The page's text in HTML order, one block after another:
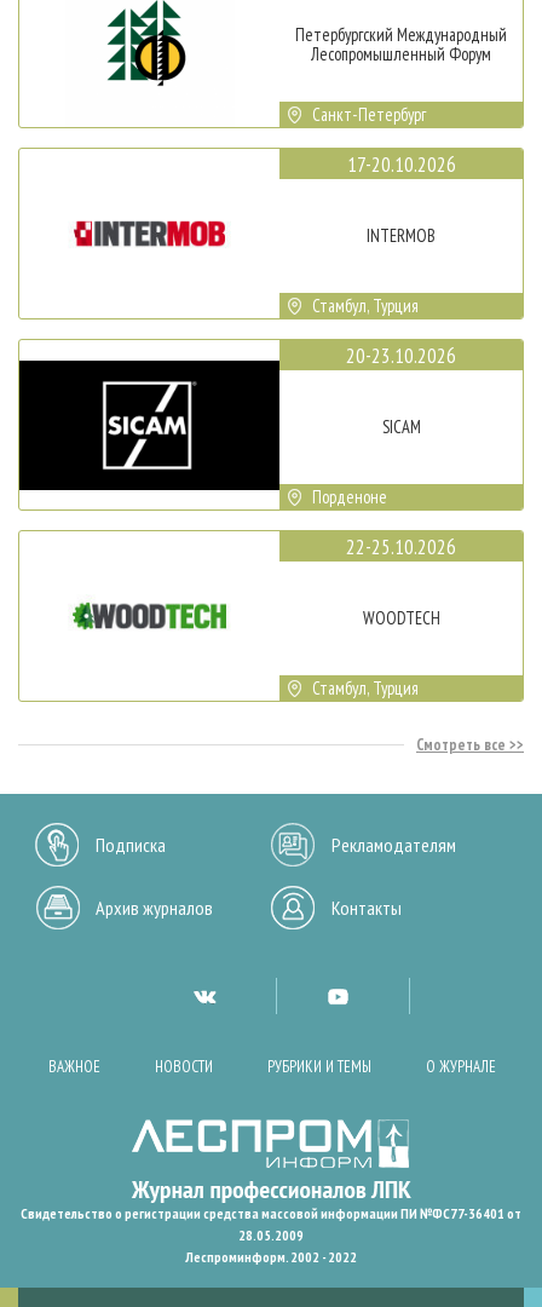
Петербургский Международный
Лесопромышленный Форум
Санкт-Петербург
17-20.10.2026
INTERMOB
Стамбул, Турция
20-23.10.2026
SICAM
Порденоне
22-25.10.2026
WOODTECH
Стамбул, Турция
Смотреть все
Подписка Рекламодателям
Архив журналов Контакты
ВАЖНОЕ НОВОСТИ РУБРИКИ И ТЕМЫ О ЖУРНАЛЕ
Свидетельство о регистрации средства массовой информации ПИ №ФС77-36401 от
28.05.2009
Леспроминформ. 2002 - 2022